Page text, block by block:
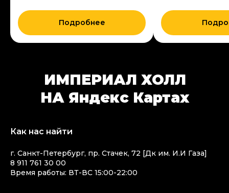
Подробнее
ИМПЕРИАЛ ХОЛЛ
НА Яндекс Картах
Как нас найти
г. Санкт-Петербург, пр. Стачек, 72 [Дк им. И.И Газа]
8 911 761 30 00
Время работы: ВТ-ВС 15:00-22:00